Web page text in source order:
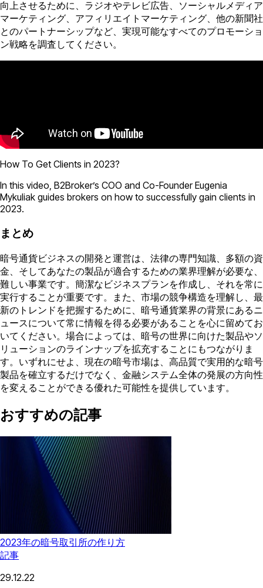
向上させるために、ラジオやテレビ広告、ソーシャルメディア
マーケティング、アフィリエイトマーケティング、他の新聞社
とのパートナーシップなど、実現可能なすべてのプロモーショ
ン戦略を調査してください。
How To Get Clients in 2023?
In this video, B2Broker’s COO and Co-Founder Eugenia
Mykuliak guides brokers on how to successfully gain clients in
2023.
まとめ
暗号通貨ビジネスの開発と運営は、法律の専門知識、多額の資
金、そしてあなたの製品が適合するための業界理解が必要な、
難しい事業です。簡潔なビジネスプランを作成し、それを常に
実行することが重要です。また、市場の競争構造を理解し、最
新のトレンドを把握するために、暗号通貨業界の背景にあるニ
ュースについて常に情報を得る必要があることを心に留めてお
いてください。場合によっては、暗号の世界に向けた製品やソ
リューションのラインナップを拡充することにもつながりま
す。いずれにせよ、現在の暗号市場は、高品質で実用的な暗号
製品を確立するだけでなく、金融システム全体の発展の方向性
を変えることができる優れた可能性を提供しています。
おすすめの記事
2023年の暗号取引所の作り方
記事
29.12.22